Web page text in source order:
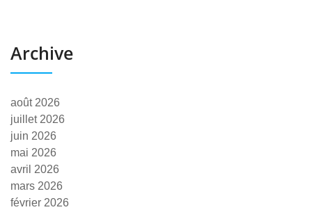
Archive
août 2026
juillet 2026
juin 2026
mai 2026
avril 2026
mars 2026
février 2026